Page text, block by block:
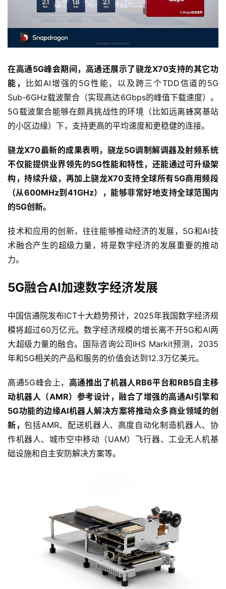
未
来
医
疗
智
驾
驶
智
慧
市
更
容
在高通5G峰会期间，高通还展示了骁龙X70支持的其它功
能，
比如AI增强的5G性能，以及跨三个TDD信道的5G
Sub-6GHz载波聚合（实现高达6Gbps的峰值下载速度）。
5G载波聚合能够在颇具挑战性的环境（比如远离蜂窝基站
的小区边缘）下，支持更高的平均速度和更稳健的连接。
骁龙X70最新的成果表明，骁龙5G调制解调器及射频系统
不仅能提供业界领先的5G性能和特性，还能通过可升级架
构，持续升级，再加上骁龙X70支持全球所有5G商用频段
（从600MHz到41GHz），能够非常好地支持全球范围内
的5G创新。
技术和应用的创新，往往能够推动经济的发展，5G和AI技
术融合产生的超级力量，将是数字经济的发展重要的推动
力。
5G融合AI加速数字经济发展
中国信通院发布ICT十大趋势预计，2025年我国数字经济规
模将超过60万亿元。数字经济规模的增长离不开5G和AI两
大超级力量的融合。国际咨询公司IHS Markit预测，2035
年和5G相关的产品和服务的价值会达到12.3万亿美元。
高通5G峰会上， 高通推出了机器人RB6平台和RB5自主移
动机器人（AMR）参考设计，融合了增强的高通AI引擎和
5G功能的边缘AI机器人解决方案将推动众多商业领域的创
新，包括AMR、配送机器人、高度自动化制造机器人、协
作机器人、城市空中移动（UAM）飞行器、工业无人机基
础设施和自主安防解决方案等。